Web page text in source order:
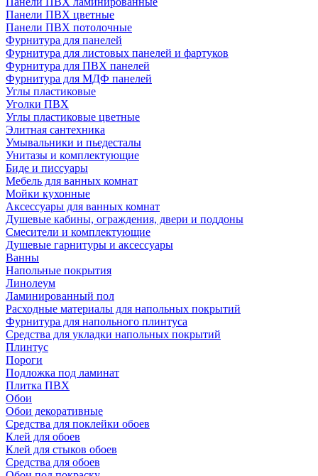
Панели ПВХ цветные
Панели ПВХ потолочные
Фурнитура для панелей
Фурнитура для листовых панелей и фартуков
Фурнитура для ПВХ панелей
Фурнитура для МДФ панелей
Углы пластиковые
Уголки ПВХ
Углы пластиковые цветные
Элитная сантехника
Умывальники и пьедесталы
Унитазы и комплектующие
Биде и писсуары
Мебель для ванных комнат
Мойки кухонные
Аксессуары для ванных комнат
Душевые кабины, ограждения, двери и поддоны
Смесители и комплектующие
Душевые гарнитуры и аксессуары
Ванны
Напольные покрытия
Линолеум
Ламинированный пол
Расходные материалы для напольных покрытий
Фурнитура для напольного плинтуса
Средства для укладки напольных покрытий
Плинтус
Пороги
Подложка под ламинат
Плитка ПВХ
Обои
Обои декоративные
Средства для поклейки обоев
Клей для обоев
Клей для стыков обоев
Средства для обоев